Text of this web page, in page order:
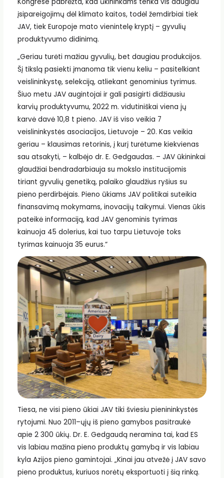
įsipareigojimų dėl klimato kaitos, todėl žemdirbiai tiek
JAV, tiek Europoje mato vienintelę kryptį – gyvulių
produktyvumo didinimą.
„Geriau turėti mažiau gyvulių, bet daugiau produkcijos.
Šį tikslą pasiekti įmanoma tik vienu keliu – pasitelkiant
veislininkystę, selekciją, atliekant genominius tyrimus.
Šiuo metu JAV augintojai ir gali pasigirti didžiausiu
karvių produktyvumu, 2022 m. vidutiniškai viena jų
karvė davė 10,8 t pieno. JAV iš viso veikia 7
veislininkystės asociacijos, Lietuvoje – 20. Kas veikia
geriau – klausimas retorinis, į kurį turėtume kiekvienas
sau atsakyti, – kalbėjo dr. E. Gedgaudas. – JAV ūkininkai
glaudžiai bendradarbiauja su mokslo institucijomis
tiriant gyvulių genetiką, palaiko glaudžius ryšius su
pieno perdirbėjais. Pieno ūkiams JAV politikai suteikia
finansavimą mokymams, inovacijų taikymui. Vienas ūkis
pateikė informaciją, kad JAV genominis tyrimas
kainuoja 45 dolerius, kai tuo tarpu Lietuvoje toks
tyrimas kainuoja 35 eurus.“
Tiesa, ne visi pieno ūkiai JAV tiki šviesiu pienininkystės
rytojumi. Nuo 2011–ųjų iš pieno gamybos pasitraukė
apie 2 300 ūkių. Dr. E. Gedgaudą neramina tai, kad ES
vis labiau mažina pieno produktų gamybą ir vis labiau
kyla Azijos pieno gamintojai. „Kinai jau atvežė į JAV savo
pieno produktus, kuriuos norėtų eksportuoti į šią rinką.